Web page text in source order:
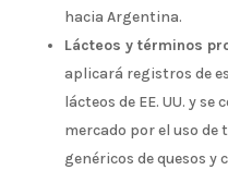
hacia Argentina.
Lácteos y términos
aplicará registros de
lácteos de EE. UU. y
mercado por el uso de
genéricos de quesos y